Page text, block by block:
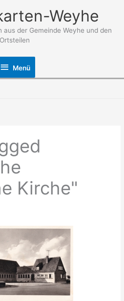
Weyhe
der Gemeinde Weyhe und den
Ortsteilen
Menü
Menü
Kirche"